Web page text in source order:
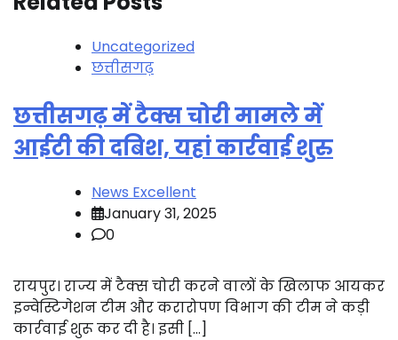
Uncategorized
छत्तीसगढ़
छत्तीसगढ़ में टैक्स चोरी मामले में
आईटी की दबिश, यहां कार्रवाई शुरु
News Excellent
January 31, 2025
0
रायपुर। राज्य में टैक्स चोरी करने वालों के खिलाफ आयकर
इन्वेस्टिगेशन टीम और करारोपण विभाग की टीम ने कड़ी
कार्रवाई शुरू कर दी है। इसी […]